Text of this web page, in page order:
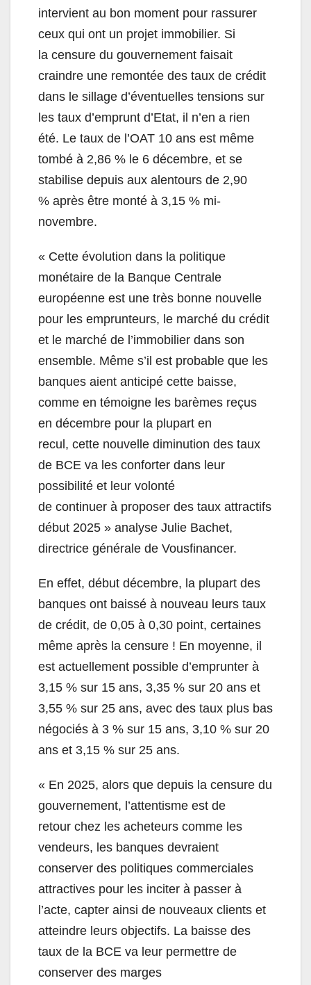
intervient au bon moment pour rassurer
ceux qui ont un projet immobilier. Si
la censure du gouvernement faisait
craindre une remontée des taux de crédit
dans le sillage d’éventuelles tensions sur
les taux d’emprunt d’Etat, il n’en a rien
été. Le taux de l’OAT 10 ans est même
tombé à 2,86 % le 6 décembre, et se
stabilise depuis aux alentours de 2,90
% après être monté à 3,15 % mi-
novembre.
« Cette évolution dans la politique
monétaire de la Banque Centrale
européenne est une très bonne nouvelle
pour les emprunteurs, le marché du crédit
et le marché de l’immobilier dans son
ensemble. Même s’il est probable que les
banques aient anticipé cette baisse,
comme en témoigne les barèmes reçus
en décembre pour la plupart en
recul, cette nouvelle diminution des taux
de BCE va les conforter dans leur
possibilité et leur volonté
de continuer à proposer des taux attractifs
début 2025 » analyse Julie Bachet,
directrice générale de Vousfinancer.
En effet, début décembre, la plupart des
banques ont baissé à nouveau leurs taux
de crédit, de 0,05 à 0,30 point, certaines
même après la censure ! En moyenne, il
est actuellement possible d’emprunter à
3,15 % sur 15 ans, 3,35 % sur 20 ans et
3,55 % sur 25 ans, avec des taux plus bas
négociés à 3 % sur 15 ans, 3,10 % sur 20
ans et 3,15 % sur 25 ans.
« En 2025, alors que depuis la censure du
gouvernement, l’attentisme est de
retour chez les acheteurs comme les
vendeurs, les banques devraient
conserver des politiques commerciales
attractives pour les inciter à passer à
l’acte, capter ainsi de nouveaux clients et
atteindre leurs objectifs. La baisse des
taux de la BCE va leur permettre de
conserver des marges